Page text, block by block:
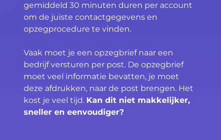
gemiddeld 30 minuten duren per account
om de juiste contactgegevens en
opzegprocedure te vinden.
Vaak moet je een opzegbrief naar een
bedrijf versturen per post. De opzegbrief
moet veel informatie bevatten, je moet
deze afdrukken, naar de post brengen. Het
kost je veel tijd. Kan dit niet makkelijker,
sneller en eenvoudiger?